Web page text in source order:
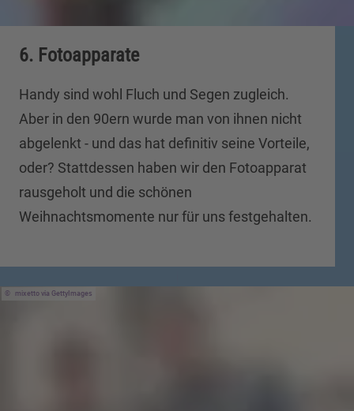
6. Fotoapparate
Handy sind wohl Fluch und Segen zugleich.
Aber in den 90ern wurde man von ihnen nicht
abgelenkt - und das hat definitiv seine Vorteile,
oder? Stattdessen haben wir den Fotoapparat
rausgeholt und die schönen
Weihnachtsmomente nur für uns festgehalten.
mixetto via GettyImages